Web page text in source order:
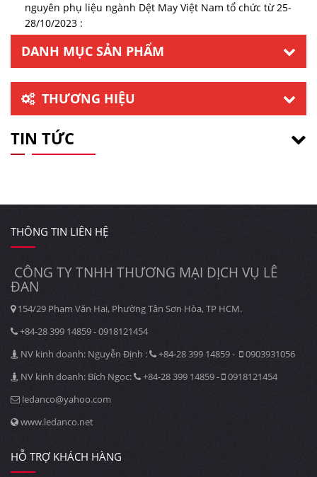
nguyên phụ liệu ngành Dệt May Việt Nam tổ chức từ 25-
28/10/2023 :
DANH MỤC SẢN PHẨM
THƯƠNG HIỆU
TIN TỨC
THÔNG TIN LIÊN HỆ
CÔNG TY TNHH THƯƠNG MẠI DỊCH VỤ LÊ
ĐAN
154/29 Phạm Văn Hai, Phường Tân Sơn Hòa, TP HCM.
+84-28 399 14859 - 0918121454
NV kinh doanh: Nguyễn Định :
+84-28 399 14859 -
0903931056
NV kinh doanh: Bích Ngọc:
+84-28 399 14859 -
0918121454
ledanco@yahoo.com
www.ledanco.net
HỖ TRỢ KHÁCH HÀNG